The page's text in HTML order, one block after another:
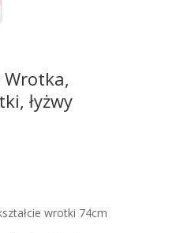
łyżwy
wrotki 74cm